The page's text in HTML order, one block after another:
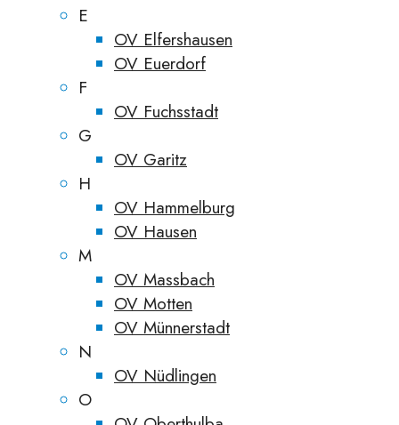
E
OV Elfershausen
OV Euerdorf
F
OV Fuchsstadt
G
OV Garitz
H
OV Hammelburg
OV Hausen
M
OV Massbach
OV Motten
OV Münnerstadt
N
OV Nüdlingen
O